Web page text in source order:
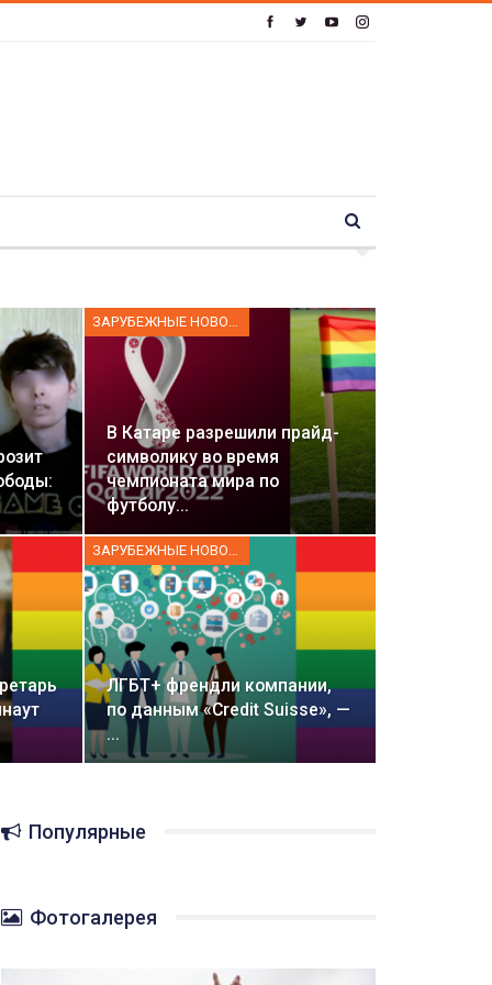
ЗАРУБЕЖНЫЕ НОВОСТИ
В Катаре разрешили прайд-
символику во время
чемпионата мира по
футболу…
ЛГБТ+ френдли компании,
по данным «Credit Suisse», —
…
Популярные
Фотогалерея